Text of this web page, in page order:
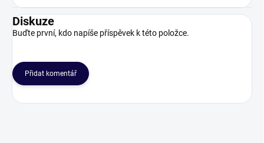
Diskuze
Buďte první, kdo napíše příspěvek k této položce.
Přidat komentář